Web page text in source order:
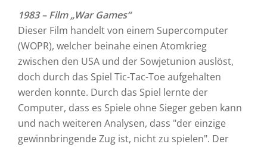
1983 – Film „War Games“
Dieser Film handelt von einem Supercomputer
(WOPR), welcher beinahe einen Atomkrieg
zwischen den USA und der Sowjetunion auslöst,
doch durch das Spiel Tic-Tac-Toe aufgehalten
werden konnte. Durch das Spiel lernte der
Computer, dass es Spiele ohne Sieger geben kann
und nach weiteren Analysen, dass "der einzige
gewinnbringende Zug ist, nicht zu spielen". Der